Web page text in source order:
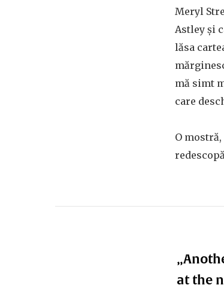
Meryl
Astley și
lăsa
mă simt
care
O
at the